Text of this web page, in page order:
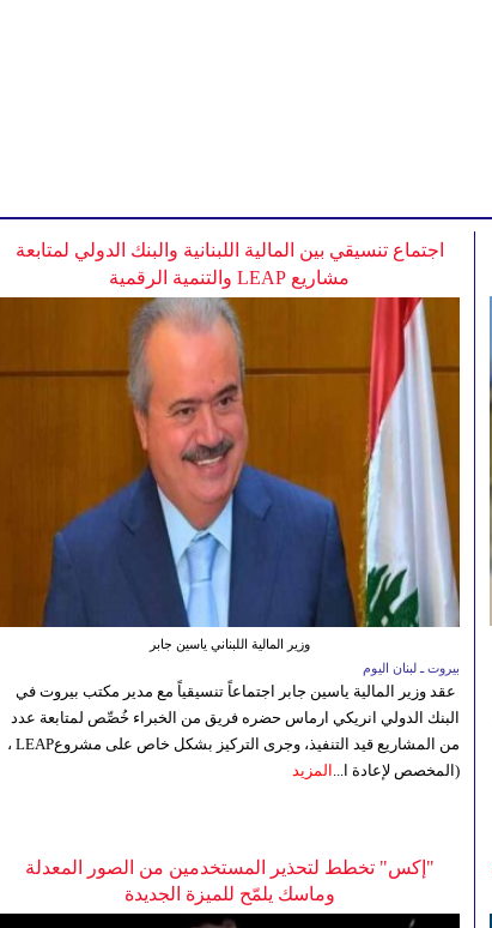
اجتماع تنسيقي بين المالية اللبنانية والبنك الدولي لمتابعة
مشاريع LEAP والتنمية الرقمية
وزير المالية اللبناني ياسين جابر
بيروت ـ لبنان اليوم
عقد وزير المالية ياسين جابر اجتماعاً تنسيقياً مع مدير مكتب بيروت في
البنك الدولي انريكي ارماس حضره فريق من الخبراء خُصِّص لمتابعة عدد
من المشاريع قيد التنفيذ، وجرى التركيز بشكل خاص على مشروعLEAP ،
(المخصص لإعادة ا... المزيد
"إكس" تخطط لتحذير المستخدمين من الصور المعدلة
وماسك يلمّح للميزة الجديدة